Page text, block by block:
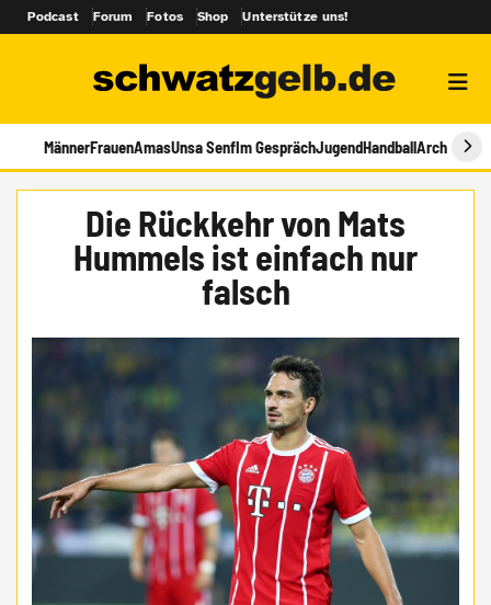
Podcast Forum Fotos Shop Unterstütze uns!
MännerFrauenAmasUnsa SenfIm GesprächJugendHandballArchiv
Die Rückkehr von Mats
Hummels ist einfach nur
falsch